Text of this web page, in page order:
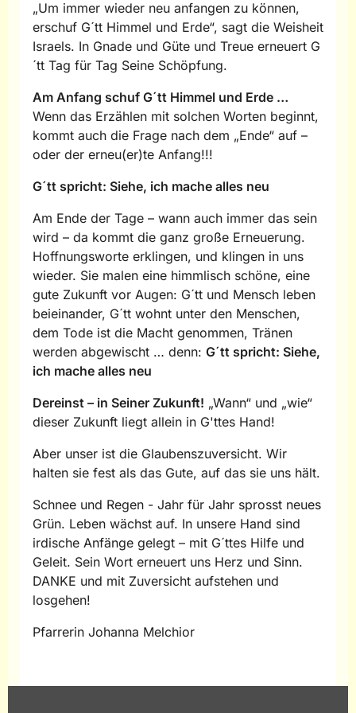
„Um immer wieder neu anfangen zu können,
erschuf G´tt Himmel und Erde“, sagt die Weisheit
Israels. In Gnade und Güte und Treue erneuert G
´tt Tag für Tag Seine Schöpfung.
Am Anfang schuf G´tt Himmel und Erde …
Wenn das Erzählen mit solchen Worten beginnt,
kommt auch die Frage nach dem „Ende“ auf –
oder der erneu(er)te Anfang!!!
G´tt spricht: Siehe, ich mache alles neu
Am Ende der Tage – wann auch immer das sein
wird – da kommt die ganz große Erneuerung.
Hoffnungsworte erklingen, und klingen in uns
wieder. Sie malen eine himmlisch schöne, eine
gute Zukunft vor Augen: G´tt und Mensch leben
beieinander, G´tt wohnt unter den Menschen,
dem Tode ist die Macht genommen, Tränen
werden abgewischt … denn: G´tt spricht: Siehe,
ich mache alles neu
Dereinst – in Seiner Zukunft! „Wann“ und „wie“
dieser Zukunft liegt allein in G'ttes Hand!
Aber unser ist die Glaubenszuversicht. Wir
halten sie fest als das Gute, auf das sie uns hält.
Schnee und Regen - Jahr für Jahr sprosst neues
Grün. Leben wächst auf. In unsere Hand sind
irdische Anfänge gelegt – mit G´ttes Hilfe und
Geleit. Sein Wort erneuert uns Herz und Sinn.
DANKE und mit Zuversicht aufstehen und
losgehen!
Pfarrerin Johanna Melchior